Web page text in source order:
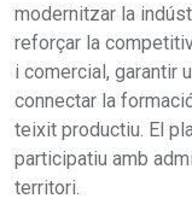
modernitzar la
reforçar la
i comercial, garantir
connectar la
teixit productiu. El
participatiu amb
territori.